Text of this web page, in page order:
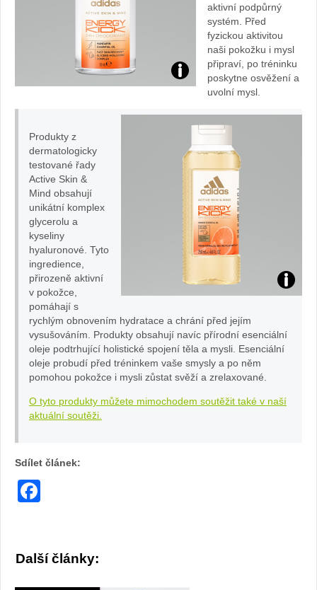
adidas
foto
adidas
aktivní podpůrný
systém. Před
fyzickou aktivitou
naši pokožku i mysl
připraví, po tréninku
poskytne osvěžení a
uvolní mysl.
adidas
Produkty z
dermatologicky
testované řady
Active Skin &
Mind obsahují
unikátní komplex
glycerolu a
kyseliny
hyaluronové. Tyto
ingredience,
přirozeně aktivní
v pokožce,
pomáhají s
rychlým obnovením hydratace a chrání před jejím
vysušováním. Produkty obsahují navíc přírodní esenciální
oleje podtrhující holistické spojení těla a mysli. Esenciální
oleje probudí před tréninkem vaše smysly a po něm
pomohou pokožce i mysli zůstat svěží a zrelaxované.
O tyto produkty můžete mimochodem soutěžit také v naší
aktuální soutěži.
Sdílet článek:
Další články: